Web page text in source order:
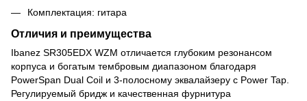
Комплектация: гитара
Отличия и преимущества
Ibanez SR305EDX WZM отличается глубоким резонансом
корпуса и богатым тембровым диапазоном благодаря
PowerSpan Dual Coil и 3-полосному эквалайзеру с Power Tap.
Регулируемый бридж и качественная фурнитура